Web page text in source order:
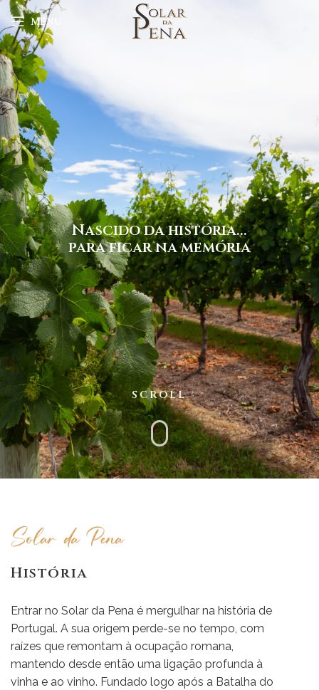
MENU
Nascido da história...
para ficar na memória
SCROLL
Solar da Pena
História
Entrar no Solar da Pena é mergulhar na história de
Portugal. A sua origem perde-se no tempo, com
raízes que remontam à ocupação romana,
mantendo desde então uma ligação profunda à
vinha e ao vinho. Fundado logo após a Batalha do